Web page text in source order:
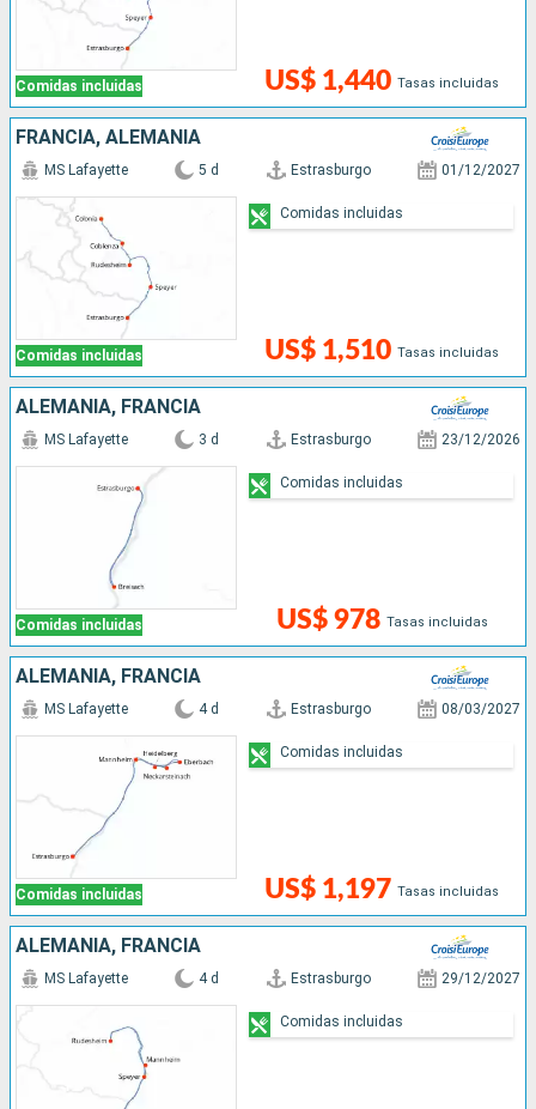
Comidas incluidas US$ 1,440 Tasas incluidas
FRANCIA, ALEMANIA
Comidas incluidas
MS Lafayette 5 d Estrasburgo 01/12/2027
US$ 1,510 Tasas incluidas
Comidas incluidas
ALEMANIA, FRANCIA
Comidas incluidas
MS Lafayette 3 d Estrasburgo 23/12/2026
US$ 978 Tasas incluidas
Comidas incluidas
ALEMANIA, FRANCIA
Comidas incluidas
MS Lafayette 4 d Estrasburgo 08/03/2027
US$ 1,197 Tasas incluidas
Comidas incluidas
ALEMANIA, FRANCIA
MS Lafayette 4 d Estrasburgo 29/12/2027
Comidas incluidas